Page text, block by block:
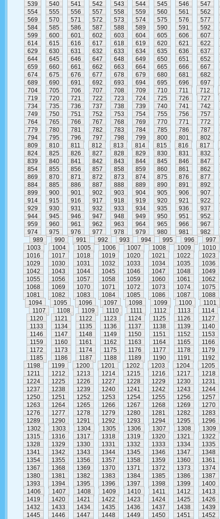
539
540 541 542 543 544 545 546
547
554
555 556 557 558 559 560 561
562
569
570 571 572 573 574 575 576
577
584
585 586 587 588 589 590 591
592
599
600 601 602 603 604 605 606
607
614
615 616 617 618 619 620 621
622
629
630 631 632 633 634 635 636
637
644
645 646 647 648 649 650 651
652
659
660 661 662 663 664 665 666
667
674
675 676 677 678 679 680 681
682
689
690 691 692 693 694 695 696
697
704
705 706 707 708 709 710 711
712
719
720 721 722 723 724 725 726
727
734
735 736 737 738 739 740 741
742
749
750 751 752 753 754 755 756
757
764
765 766 767 768 769 770 771
772
779
780 781 782 783 784 785 786
787
794
795 796 797 798 799 800 801
802
809
810 811 812 813 814 815 816
817
824
825 826 827 828 829 830 831
832
839
840 841 842 843 844 845 846
847
854
855 856 857 858 859 860 861
862
869
870 871 872 873 874 875 876
877
884
885 886 887 888 889 890 891
892
899
900 901 902 903 904 905 906
907
914
915 916 917 918 919 920 921
922
929
930 931 932 933 934 935 936
937
944
945 946 947 948 949 950 951
952
959
960 961 962 963 964 965 966
967
974
975 976 977 978 979 980 981
982
989
990 991 992 993 994 995 996
997
1003
1004 1005 1006 1007 1008 1009
1010
1016
1017 1018 1019 1020 1021 1022
1023
1029
1030 1031 1032 1033 1034 1035
1036
1042
1043 1044 1045 1046 1047 1048
1049
1055
1056 1057 1058 1059 1060 1061
1062
1068
1069 1070 1071 1072 1073 1074
1075
1081
1082 1083 1084 1085 1086 1087
1088
1094
1095 1096 1097 1098 1099 1100
1101
1107
1108 1109 1110 1111 1112 1113
1114
1120
1121 1122 1123 1124 1125 1126
1127
1133
1134 1135 1136 1137 1138 1139
1140
1146
1147 1148 1149 1150 1151 1152
1153
1159
1160 1161 1162 1163 1164 1165
1166
1172
1173 1174 1175 1176 1177 1178
1179
1185
1186 1187 1188 1189 1190 1191
1192
1198
1199 1200 1201 1202 1203 1204
1205
1211
1212 1213 1214 1215 1216 1217
1218
1224
1225 1226 1227 1228 1229 1230
1231
1237
1238 1239 1240 1241 1242 1243
1244
1250
1251 1252 1253 1254 1255 1256
1257
1263
1264 1265 1266 1267 1268 1269
1270
1276
1277 1278 1279 1280 1281 1282
1283
1289
1290 1291 1292 1293 1294 1295
1296
1302
1303 1304 1305 1306 1307 1308
1309
1315
1316 1317 1318 1319 1320 1321
1322
1328
1329 1330 1331 1332 1333 1334
1335
1341
1342 1343 1344 1345 1346 1347
1348
1354
1355 1356 1357 1358 1359 1360
1361
1367
1368 1369 1370 1371 1372 1373
1374
1380
1381 1382 1383 1384 1385 1386
1387
1393
1394 1395 1396 1397 1398 1399
1400
1406
1407 1408 1409 1410 1411 1412
1413
1419
1420 1421 1422 1423 1424 1425
1426
1432
1433 1434 1435 1436 1437 1438
1439
1445
1446 1447 1448 1449 1450 1451
1452